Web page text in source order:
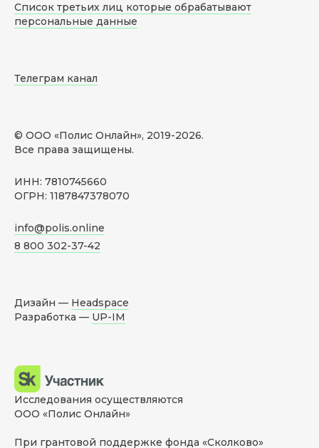
© ООО «Полис Онлайн», 2019-2026.
Все права защищены.
ИНН: 7810745660
ОГРН: 1187847378070
info@polis.online
8 800 302-37-42
Список третьих лиц которые обрабатывают
персональные данные
Телеграм канал
Дизайн — Headspace
Разработка — UP-IM
Исследования осуществляются
ООО «Полис Онлайн»
При грантовой поддержке фонда «Сколково»